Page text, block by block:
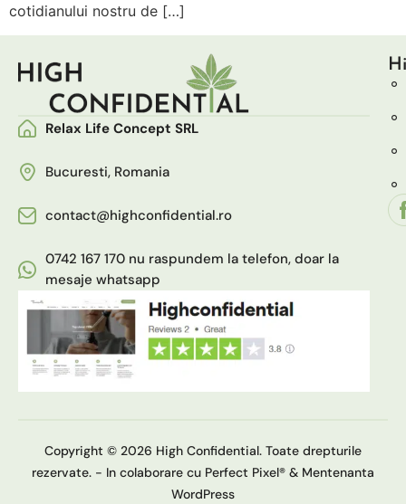
cotidianului nostru de […]
Relax Life Concept SRL
Bucuresti, Romania
contact@highconfidential.ro
0742 167 170 nu raspundem la telefon, doar la
mesaje whatsapp
Copyright © 2026 High Confidential. Toate drepturile
rezervate. - In colaborare cu Perfect Pixel® & Mentenanta
WordPress